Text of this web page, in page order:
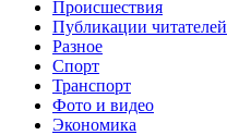
Происшествия
Публикации читателей
Разное
Спорт
Транспорт
Фото и видео
Экономика